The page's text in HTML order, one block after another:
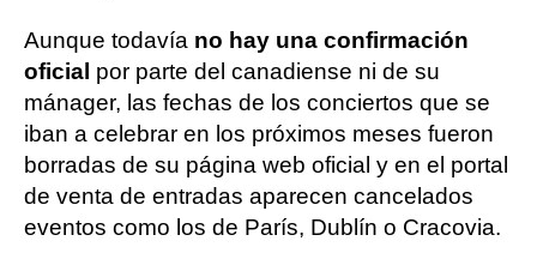
Aunque todavía no hay una confirmación
oficial por parte del canadiense ni de su
mánager, las fechas de los conciertos que se
iban a celebrar en los próximos meses fueron
borradas de su página web oficial y en el portal
de venta de entradas aparecen cancelados
eventos como los de París, Dublín o Cracovia.